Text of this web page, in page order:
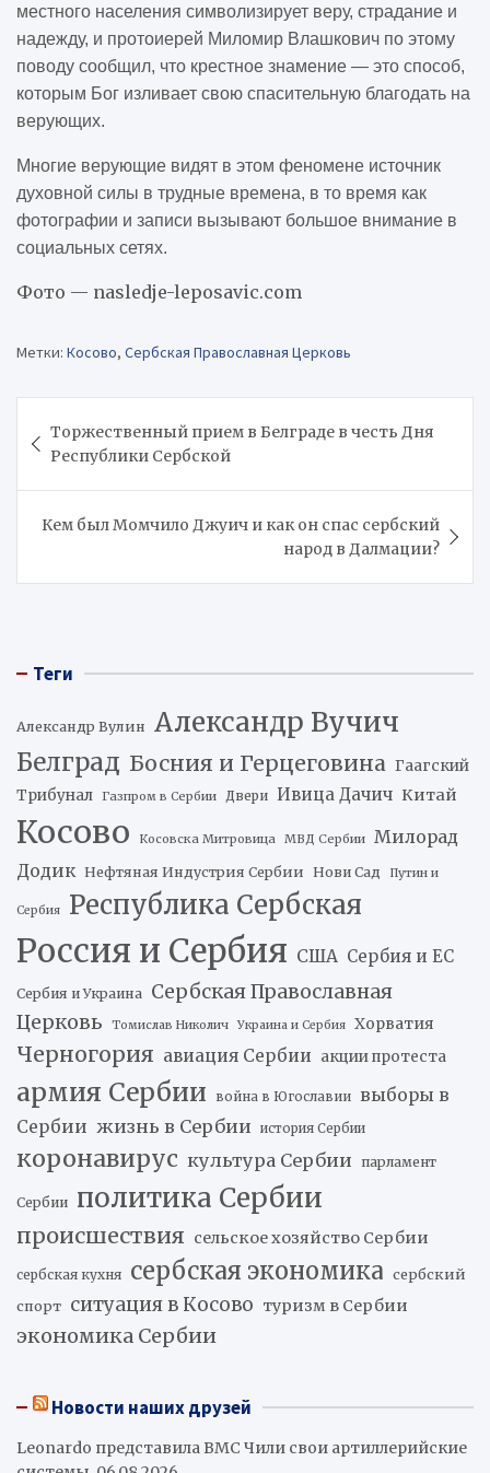
местного населения символизирует веру, страдание и
надежду, и протоиерей Миломир Влашкович по этому
поводу сообщил, что крестное знамение — это способ,
которым Бог изливает свою спасительную благодать на
верующих.
Многие верующие видят в этом феномене источник
духовной силы в трудные времена, в то время как
фотографии и записи вызывают большое внимание в
социальных сетях.
Фото — nasledje-leposavic.com
Метки: Косово, Сербская Православная Церковь
по
записям
Торжественный прием в Белграде в честь Дня
Республики Сербской
Кем был Момчило Джуич и как он спас сербский
народ в Далмации?
Теги
Александр Вулин Александр Вучич
Белград Босния и Герцеговина Гаагский
Трибунал Газпром в Сербии Двери Ивица Дачич Китай
Косово Косовска Митровица МВД Сербии
Милорад
Додик Нефтяная Индустрия Сербии Нови Сад Путин и
Сербия Республика Сербская
Россия и Сербия США Сербия и ЕС
Сербия и Украина
Сербская Православная
Церковь
Томислав Николич Украина и Сербия Хорватия
Черногория авиация Сербии акции протеста
армия Сербии война в Югославии
выборы в
Сербии жизнь в Сербии история Сербии
коронавирус культура Сербии парламент
Сербии политика Сербии
происшествия сельское хозяйство Сербии
сербская кухня сербская экономика сербский
спорт ситуация в Косово туризм в Сербии
экономика Сербии
Новости наших друзей
Leonardo представила ВМС Чили свои артиллерийские